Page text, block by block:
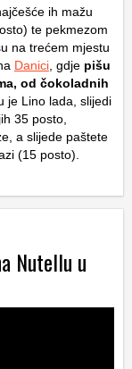
ih mažu
te pekmezom
na trećem mjestu
Danici , gdje pišu
od čokoladnih
je Lino lada, slijedi
35 posto,
a slijede paštete
(15 posto).
Nutellu u